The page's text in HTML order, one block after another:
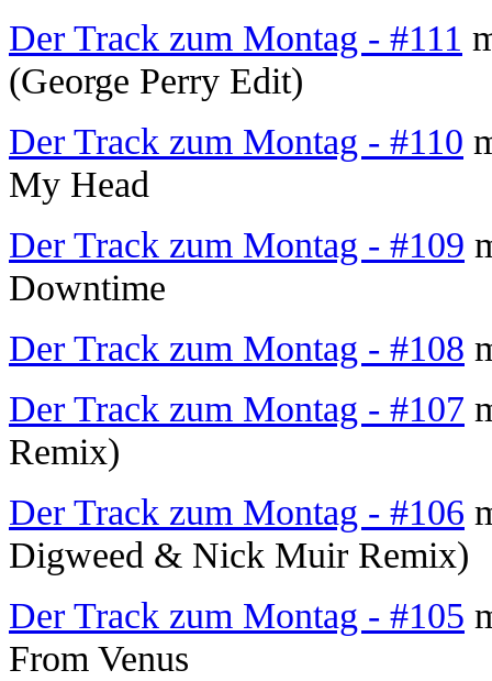
Der Track zum Montag - #111
(George Perry Edit)
Der Track zum Montag - #110
My Head
Der Track zum Montag - #109
Downtime
Der Track zum Montag - #108
Der Track zum Montag - #107
Remix)
Der Track zum Montag - #106
Digweed & Nick Muir Remix)
Der Track zum Montag - #105
From Venus